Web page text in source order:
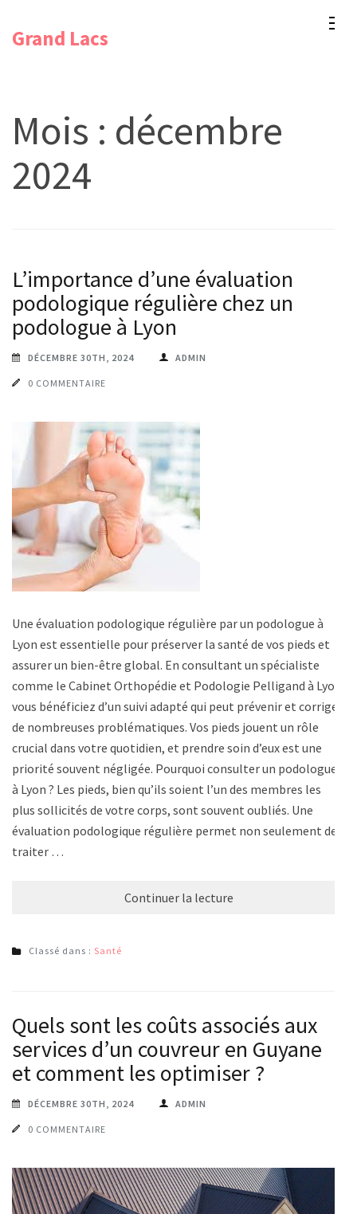
Grand Lacs
Mois : décembre
2024
L’importance d’une évaluation
podologique régulière chez un
podologue à Lyon
DÉCEMBRE 30TH, 2024 ADMIN
0 COMMENTAIRE
Une évaluation podologique régulière par un podologue à
Lyon est essentielle pour préserver la santé de vos pieds et
assurer un bien-être global. En consultant un spécialiste
comme le Cabinet Orthopédie et Podologie Pelligand à Lyon,
vous bénéficiez d’un suivi adapté qui peut prévenir et corriger
de nombreuses problématiques. Vos pieds jouent un rôle
crucial dans votre quotidien, et prendre soin d’eux est une
priorité souvent négligée. Pourquoi consulter un podologue
à Lyon ? Les pieds, bien qu’ils soient l’un des membres les
plus sollicités de votre corps, sont souvent oubliés. Une
évaluation podologique régulière permet non seulement de
traiter …
Continuer la lecture
Classé dans : Santé
Quels sont les coûts associés aux
services d’un couvreur en Guyane
et comment les optimiser ?
DÉCEMBRE 30TH, 2024 ADMIN
0 COMMENTAIRE